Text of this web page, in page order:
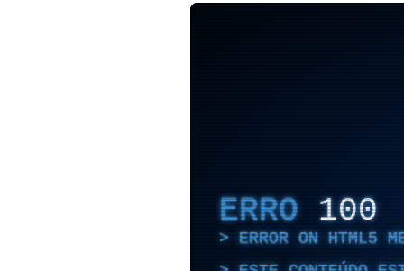
ERRO 100
ERROR ON HTML5